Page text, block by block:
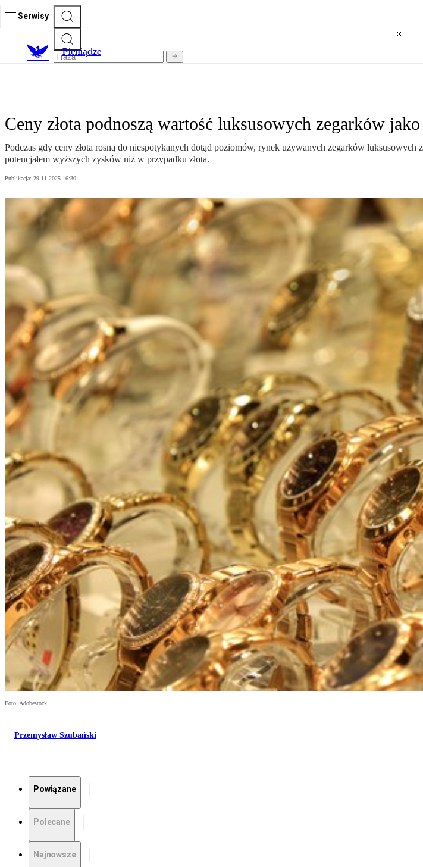
Serwisy
Pieniądze
Ceny złota podnoszą wartość luksusowych zegarków
Podczas gdy ceny złota rosną do niespotykanych dotąd poziomów, rynek używanych zegarków
potencjałem wyższych zysków niż w przypadku złota.
Publikacja: 29.11.2025 16:30
Foto: Adobestock
Przemysław Szubański
Powiązane
Polecane
Najnowsze